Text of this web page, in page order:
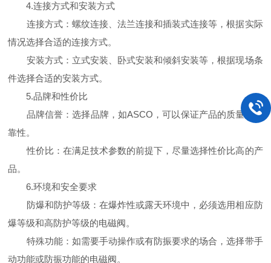
4.连接方式和安装方式
连接方式：螺纹连接、法兰连接和插装式连接等，根据实际
情况选择合适的连接方式。
安装方式：立式安装、卧式安装和倾斜安装等，根据现场条
件选择合适的安装方式。
5.品牌和性价比
品牌信誉：选择品牌，如ASCO，可以保证产品的质量和可
靠性。
性价比：在满足技术参数的前提下，尽量选择性价比高的产
品。
6.环境和安全要求
防爆和防护等级：在爆炸性或露天环境中，必须选用相应防
爆等级和高防护等级的电磁阀。
特殊功能：如需要手动操作或有防振要求的场合，选择带手
动功能或防振功能的电磁阀。